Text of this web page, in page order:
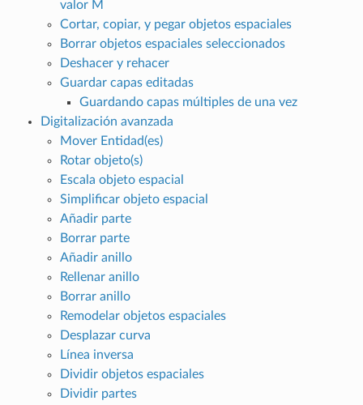
valor M
Cortar, copiar, y pegar objetos espaciales
Borrar objetos espaciales seleccionados
Deshacer y rehacer
Guardar capas editadas
Guardando capas múltiples de una vez
Digitalización avanzada
Mover Entidad(es)
Rotar objeto(s)
Escala objeto espacial
Simplificar objeto espacial
Añadir parte
Borrar parte
Añadir anillo
Rellenar anillo
Borrar anillo
Remodelar objetos espaciales
Desplazar curva
Línea inversa
Dividir objetos espaciales
Dividir partes